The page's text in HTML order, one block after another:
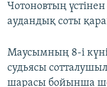
Чотоновтың үстінен
аудандық соты
Маусымның 8-і
судьясы
шарасы бойынша